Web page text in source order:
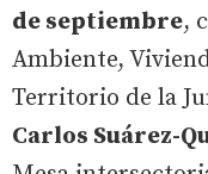
de septiembre,
Ambiente,
Territorio de la
Carlos Suárez-